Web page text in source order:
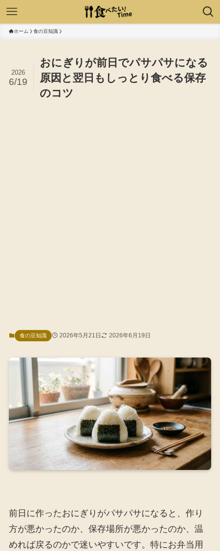
ホーム 食の豆知識
おにぎりが前日でパサパサになる
原因と翌日もしっとり食べる保存
のコツ
2026
6/19
食の豆知識 2026年5月21日 2026年6月19日
前日に作ったおにぎりがパサパサになると、作り
方が悪かったのか、保存場所が悪かったのか、温
めれば戻るのかで迷いやすいです。特にお弁当用